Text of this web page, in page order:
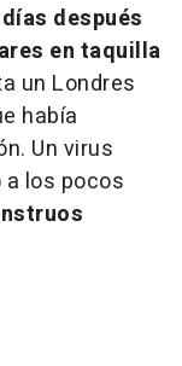
después
en taquilla
un Londres
había
Un virus
los pocos